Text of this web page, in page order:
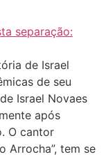
de Israel
de seu
Israel Novaes
após
O cantor
Arrocha”, tem se